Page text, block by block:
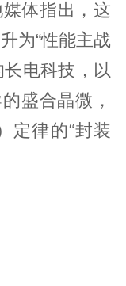
媒体指出，这
为“性能主战
长电科技，以
盛合晶微，
定律的“封装